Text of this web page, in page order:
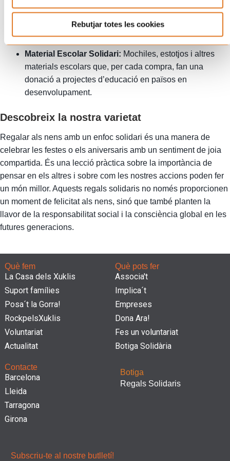
Rebutjar totes les cookies
accessoris produïts sota condicions de treball justes,
que asseguren un tracte digne als treballadors i que
Material Escolar Solidari: Mochiles, estotjos i altres
materials escolars que, per cada compra, fan una
donació a projectes d’educació en països en
desenvolupament.
Descobreix la nostra varietat
Regalar als nens amb un enfoc solidari és una manera de
celebrar les festes o els aniversaris amb un sentiment de joia
compartida. És una lecció pràctica sobre la importància de
pensar en els altres i sobre com les nostres accions poden fer
un món millor. Aquests regals solidaris no només proporcionen
un moment de felicitat als nens, sinó que també planten la
llavor de la responsabilitat social i la consciència global en les
futures generacions.
Què fem
La Casa dels Xuklis
Suport famílies
Posa´t la Gorra!
RockpelsXuklis
Voluntariat
Actualitat
Què pots fer
Associa't
Implica´t
Empreses
Dona Ara!
Fes un voluntariat
Botiga Solidària
Contacte
Barcelona
Lleida
Tarragona
Girona
Botiga
Regals Solidaris
Subscriu-te al nostre butlletí!